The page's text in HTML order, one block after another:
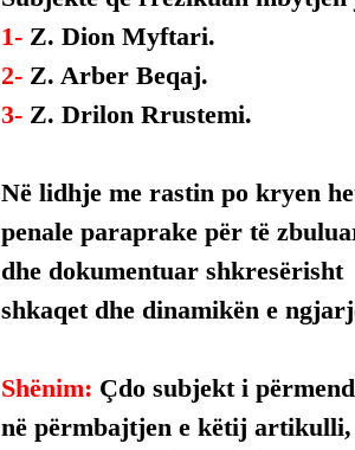
1- Z. Dion Myftari.
2- Z. Arber Beqaj.
3- Z. Drilon Rrustemi.
Në lidhje me rastin po kryen
penale paraprake për të
dhe dokumentuar shkresërisht
shkaqet dhe dinamikën e
Shënim: Çdo subjekt i
në përmbajtjen e këtij artikulli,